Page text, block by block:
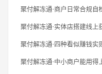
聚付解冻通·商户日常合规自
聚付解冻通·实体店搭建线上
聚付解冻通·四种看似赚钱实
聚付解冻通·中小商户能用得